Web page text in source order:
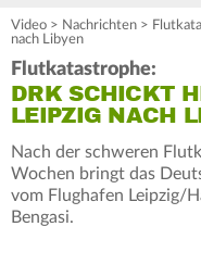
Video > Nachrichten >
nach Libyen
Flutkatastrophe:
DRK SCHICKT
LEIPZIG NACH
Nach der schweren
Wochen bringt das
vom Flughafen Leipzig/
Bengasi.